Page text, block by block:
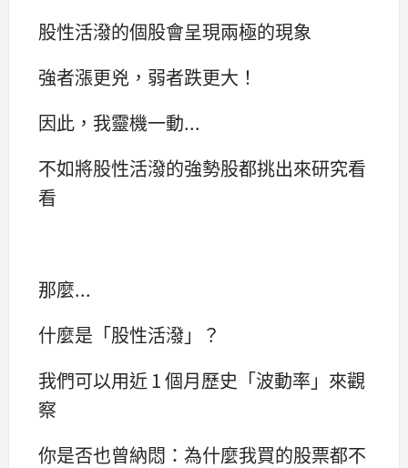
股性活潑的個股會呈現兩極的現象
強者漲更兇，弱者跌更大！
因此，我靈機一動...
不如將股性活潑的強勢股都挑出來研究看
看
那麼...
什麼是「股性活潑」？
我們可以用近 1 個月歷史「波動率」來觀
察
你是否也曾納悶：為什麼我買的股票都不